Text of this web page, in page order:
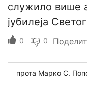
служило више
јубилеја
0 0
прота Марко С.